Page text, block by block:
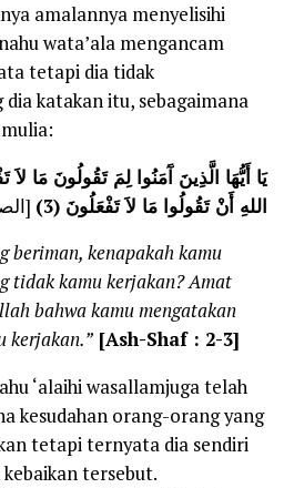
amalannya menyelisihi
wata’ala mengancam
tetapi dia tidak
katakan itu, sebagaimana
اللهِ أَنْ تَقُولُوا مَا لاَ تَفْعَلُونَ (3)
beriman, kenapakah kamu
tidak kamu kerjakan? Amat
bahwa kamu mengatakan
kerjakan.” [Ash-Shaf : 2-3]
‘alaihi wasallamjuga telah
kesudahan orang-orang yang
tetapi ternyata dia sendiri
tersebut.